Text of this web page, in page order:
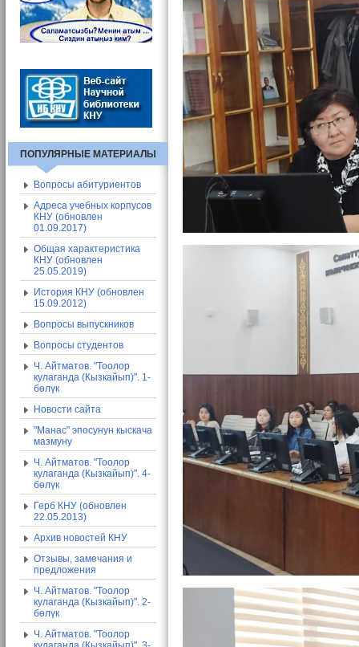
ПОПУЛЯРНЫЕ МАТЕРИАЛЫ
Вопросы абитуриентов
Адреса учебных корпусов
КНУ (обновлен
01.09.2017)
Общая характеристика
КНУ (обновлен
25.05.2019)
История КНУ (обновлен
15.09.2012)
Вопросы выпускников
Вопросы студентов
Ч. Айтматов. "Тоолор
кулаганда (Кызкайып)". 1-
бөлүк
Новости сайта
"Манас" эпосунун кыскача
мазмуну
Ч. Айтматов. "Тоолор
кулаганда (Кызкайып)". 4-
бөлүк
Герб КНУ (обновлен
22.05.2013)
Архив новостей КНУ
Отзывы, замечания и
предложения
Ч. Айтматов. "Тоолор
кулаганда (Кызкайып)". 2-
бөлүк
Ч. Айтматов. "Тоолор